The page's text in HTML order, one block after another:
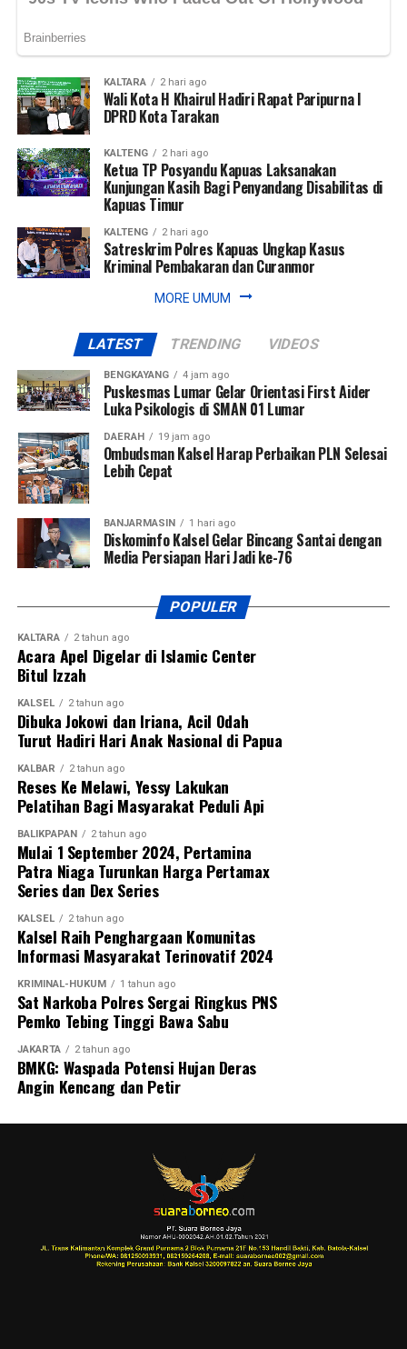
KALTARA 2 hari ago
Wali Kota H Khairul Hadiri Rapat Paripurna I
DPRD Kota Tarakan
KALTENG 2 hari ago
Ketua TP Posyandu Kapuas Laksanakan
Kunjungan Kasih Bagi Penyandang Disabilitas di
Kapuas Timur
KALTENG 2 hari ago
Satreskrim Polres Kapuas Ungkap Kasus
Kriminal Pembakaran dan Curanmor
MORE UMUM
LATEST TRENDING VIDEOS
BENGKAYANG 4 jam ago
Puskesmas Lumar Gelar Orientasi First Aider
Luka Psikologis di SMAN 01 Lumar
DAERAH 19 jam ago
Ombudsman Kalsel Harap Perbaikan PLN Selesai
Lebih Cepat
BANJARMASIN 1 hari ago
Diskominfo Kalsel Gelar Bincang Santai dengan
Media Persiapan Hari Jadi ke-76
POPULER
KALTARA 2 tahun ago
Acara Apel Digelar di Islamic Center
Bitul Izzah
KALSEL 2 tahun ago
Dibuka Jokowi dan Iriana, Acil Odah
Turut Hadiri Hari Anak Nasional di Papua
KALBAR 2 tahun ago
Reses Ke Melawi, Yessy Lakukan
Pelatihan Bagi Masyarakat Peduli Api
BALIKPAPAN 2 tahun ago
Mulai 1 September 2024, Pertamina
Patra Niaga Turunkan Harga Pertamax
Series dan Dex Series
KALSEL 2 tahun ago
Kalsel Raih Penghargaan Komunitas
Informasi Masyarakat Terinovatif 2024
KRIMINAL-HUKUM 1 tahun ago
Sat Narkoba Polres Sergai Ringkus PNS
Pemko Tebing Tinggi Bawa Sabu
JAKARTA 2 tahun ago
BMKG: Waspada Potensi Hujan Deras
Angin Kencang dan Petir